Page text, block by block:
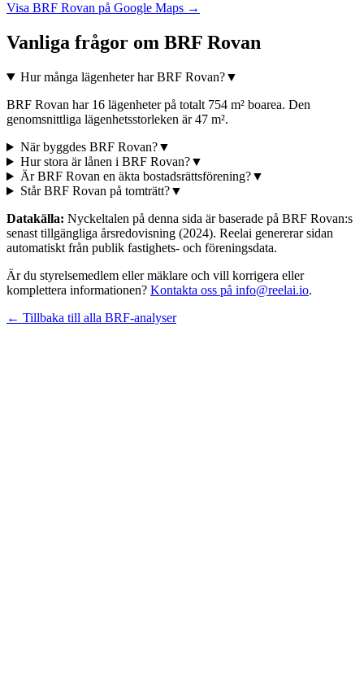
Visa BRF Rovan på Google Maps →
Vanliga frågor om BRF Rovan
Hur många lägenheter har BRF Rovan?▼
BRF Rovan har 16 lägenheter på totalt 754 m² boarea. Den
genomsnittliga lägenhetsstorleken är 47 m².
När byggdes BRF Rovan?▼
Hur stora är lånen i BRF Rovan?▼
Är BRF Rovan en äkta bostadsrättsförening?▼
Står BRF Rovan på tomträtt?▼
Datakälla: Nyckeltalen på denna sida är baserade på BRF Rovan:s
senast tillgängliga årsredovisning (2024). Reelai genererar sidan
automatiskt från publik fastighets- och föreningsdata.
Är du styrelsemedlem eller mäklare och vill korrigera eller
komplettera informationen? Kontakta oss på info@reelai.io.
← Tillbaka till alla BRF-analyser